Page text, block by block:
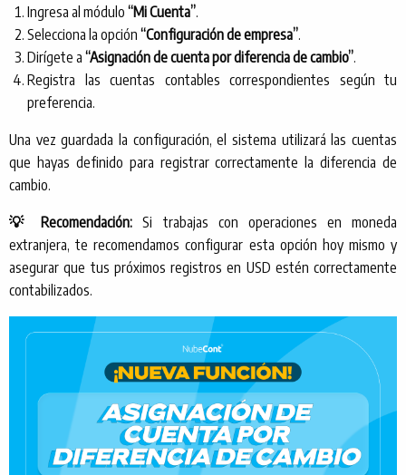
Ingresa al módulo “Mi Cuenta”.
Selecciona la opción “Configuración de empresa”.
Dirígete a “Asignación de cuenta por diferencia de cambio”.
Registra las cuentas contables correspondientes según tu
preferencia.
Una vez guardada la configuración, el sistema utilizará las cuentas
que hayas definido para registrar correctamente la diferencia de
cambio.
💡 Recomendación:Si trabajas con operaciones en moneda
extranjera, te recomendamos configurar esta opción hoy mismo y
asegurar que tus próximos registros en USD estén correctamente
contabilizados.